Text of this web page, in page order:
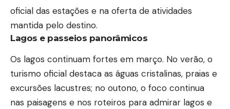
oficial das estações e na oferta de atividades
mantida pelo destino.
Lagos e passeios panorâmicos
Os lagos continuam fortes em março. No verão, o
turismo oficial destaca as águas cristalinas, praias e
excursões lacustres; no outono, o foco continua
nas paisagens e nos roteiros para admirar lagos e